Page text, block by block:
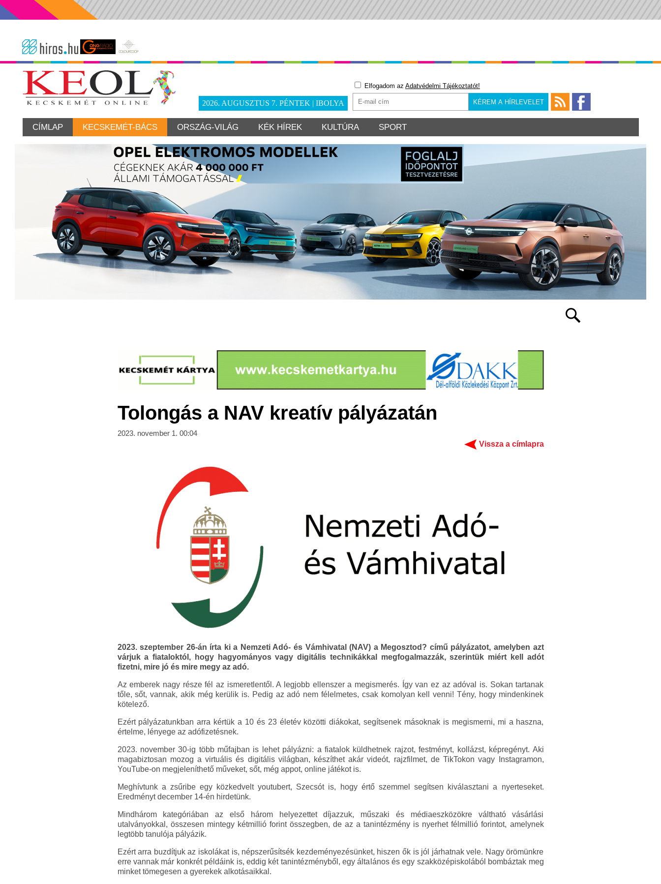
2026. AUGUSZTUS 7. PÉNTEK | IBOLYA
Elfogadom az Adatvédelmi Tájékoztatót!
CÍMLAP KECSKEMÉT-BÁCS ORSZÁG-VILÁG KÉK HÍREK KULTÚRA SPORT
Tolongás a NAV kreatív pályázatán
2023. november 1. 00:04
Vissza a címlapra
2023. szeptember 26-án írta ki a Nemzeti Adó- és Vámhivatal (NAV) a Megosztod? című pályázatot, amelyben azt
várjuk a fiataloktól, hogy hagyományos vagy digitális technikákkal megfogalmazzák, szerintük miért kell adót
fizetni, mire jó és mire megy az adó.
Az emberek nagy része fél az ismeretlentől. A legjobb ellenszer a megismerés. Így van ez az adóval is. Sokan tartanak
tőle, sőt, vannak, akik még kerülik is. Pedig az adó nem félelmetes, csak komolyan kell venni! Tény, hogy mindenkinek
kötelező.
Ezért pályázatunkban arra kértük a 10 és 23 életév közötti diákokat, segítsenek másoknak is megismerni, mi a haszna,
értelme, lényege az adófizetésnek.
2023. november 30-ig több műfajban is lehet pályázni: a fiatalok küldhetnek rajzot, festményt, kollázst, képregényt. Aki
magabiztosan mozog a virtuális és digitális világban, készíthet akár videót, rajzfilmet, de TikTokon vagy Instagramon,
YouTube-on megjeleníthető műveket, sőt, még appot, online játékot is.
Meghívtunk a zsűribe egy közkedvelt youtubert, Szecsót is, hogy értő szemmel segítsen kiválasztani a nyerteseket.
Eredményt december 14-én hirdetünk.
Mindhárom kategóriában az első három helyezettet díjazzuk, műszaki és médiaeszközökre váltható vásárlási
utalványokkal, összesen mintegy kétmillió forint összegben, de az a tanintézmény is nyerhet félmillió forintot, amelynek
legtöbb tanulója pályázik.
Ezért arra buzdítjuk az iskolákat is, népszerűsítsék kezdeményezésünket, hiszen ők is jól járhatnak vele. Nagy örömünkre
erre vannak már konkrét példáink is, eddig két tanintézményből, egy általános és egy szakközépiskolából bombáztak meg
minket tömegesen a gyerekek alkotásaikkal.